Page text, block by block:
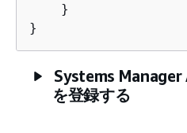
    }
}
Systems
を登録する